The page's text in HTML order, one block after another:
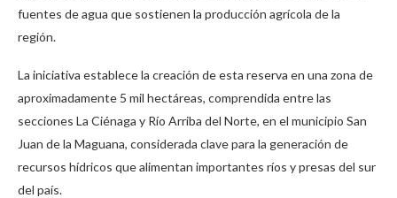
fuentes de agua que sostienen la producción agrícola de la
región.
La iniciativa establece la creación de esta reserva en una zona de
aproximadamente 5 mil hectáreas, comprendida entre las
secciones La Ciénaga y Río Arriba del Norte, en el municipio San
Juan de la Maguana, considerada clave para la generación de
recursos hídricos que alimentan importantes ríos y presas del sur
del país.